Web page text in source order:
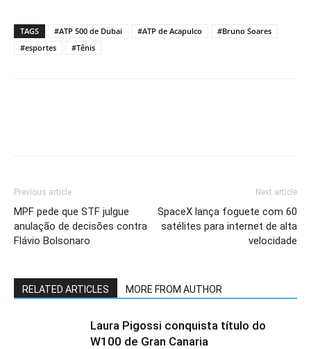
TAGS #ATP 500 de Dubai #ATP de Acapulco
#Bruno Soares
#esportes
#Tênis
Previous article
MPF pede que STF julgue
anulação de decisões contra
Flávio Bolsonaro
Next article
SpaceX lança foguete com 60
satélites para internet de alta
velocidade
RELATED ARTICLES MORE FROM AUTHOR
Laura Pigossi conquista título do
W100 de Gran Canaria